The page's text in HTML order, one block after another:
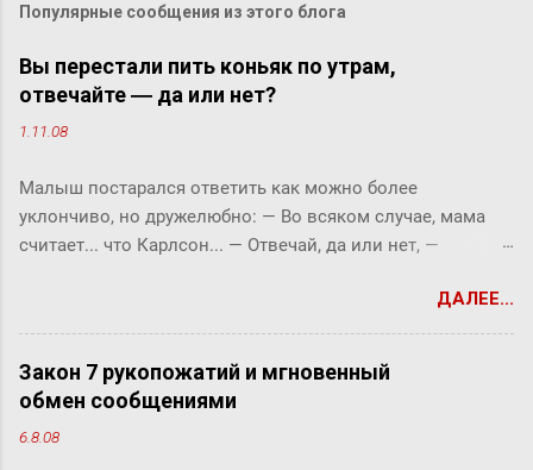
Популярные сообщения из этого блога
Вы перестали пить коньяк по утрам,
отвечайте ― да или нет?
1.11.08
Малыш постарался ответить как можно более
уклончиво, но дружелюбно: ― Во всяком случае, мама
считает... что Карлсон... ― Отвечай, да или нет, ―
Карлсон должен у нас обедать? ― Во всяком случае, она
хотела... ― снова попытался уйти от прямого ответа
Малыш, но фрекен Бок прервала его жестким окриком: ―
Я сказала, отвечай ― да или нет! На простой вопрос
всегда можно ответить «да» или «нет», по-моему, это не
трудно. ― Представь себе, трудно, ― вмешался Карлсон.
ДАЛЕЕ...
Закон 7 рукопожатий и мгновенный
обмен сообщениями
6.8.08